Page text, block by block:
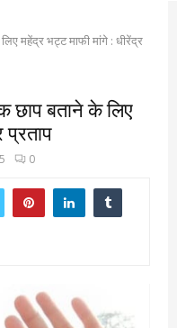
महेंद्र भट्ट माफी मांगे : धीरेंद्र
छाप बताने के लिए
प्रताप
0